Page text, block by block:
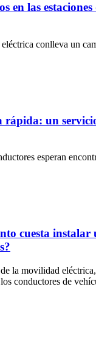
en las
conlleva un
rápida: un
esperan
cuesta instalar
la movilidad
conductores de